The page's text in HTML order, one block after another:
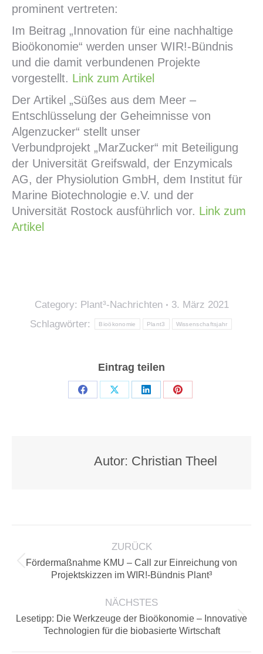
prominent vertreten:
Im Beitrag „Innovation für eine nachhaltige
Bioökonomie“ werden unser WIR!-Bündnis
und die damit verbundenen Projekte
vorgestellt. Link zum Artikel
Der Artikel „Süßes aus dem Meer –
Entschlüsselung der Geheimnisse von
Algenzucker“ stellt unser
Verbundprojekt „MarZucker“ mit Beteiligung
der Universität Greifswald, der Enzymicals
AG, der Physiolution GmbH, dem Institut für
Marine Biotechnologie e.V. und der
Universität Rostock ausführlich vor. Link zum
Artikel
Category: Plant³-Nachrichten
3. März 2021
Schlagwörter:
Bioökonomie Plant3 Wissenschaftsjahr
Eintrag teilen
Teilen
Teilen
Teilen
Teilen
Autor: Christian Theel
KOMMENTARNAVIGATION
ZURÜCK
Vorheriger
Fördermaßnahme KMU – Call zur Einreichung von
Projektskizzen im WIR!-Bündnis Plant³
NÄCHSTES
Nächster
Lesetipp: Die Werkzeuge der Bioökonomie – Innovative
Technologien für die biobasierte Wirtschaft